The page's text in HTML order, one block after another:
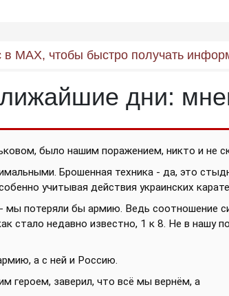
MAX, чтобы быстро получать
дни:
было нашим поражением, никто и не
Брошенная техника - да, это
учитывая действия украинских
мы потеряли бы армию. Ведь соотношение
стало недавно известно, 1 к 8. Не в нашу
а с ней и Россию.
героем, заверил, что всё мы вернём, а